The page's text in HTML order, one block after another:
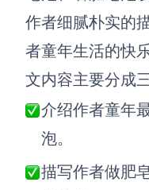
解决方案
高效协作
团队协作提效
在线白板
作者细腻朴实的
者童年生活的快
文内容主要分成
介绍作者童年
泡。
描写作者做肥